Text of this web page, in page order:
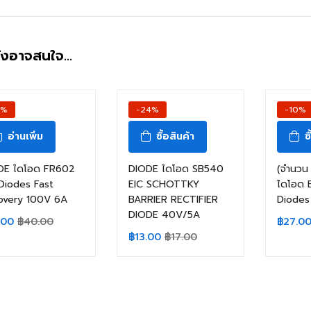
าจสนใจ…
อ่านเพิ่ม
ไดโอด FR602
Fast
100V 6A
฿40.00
-24%
ซื้อสินค้า
DIODE ไดโอด SB540
EIC SCHOTTKY
BARRIER RECTIFIER
DIODE 40V/5A
฿13.00 ฿17.00
-10%
(จำนว
ไดโอด
฿27.00